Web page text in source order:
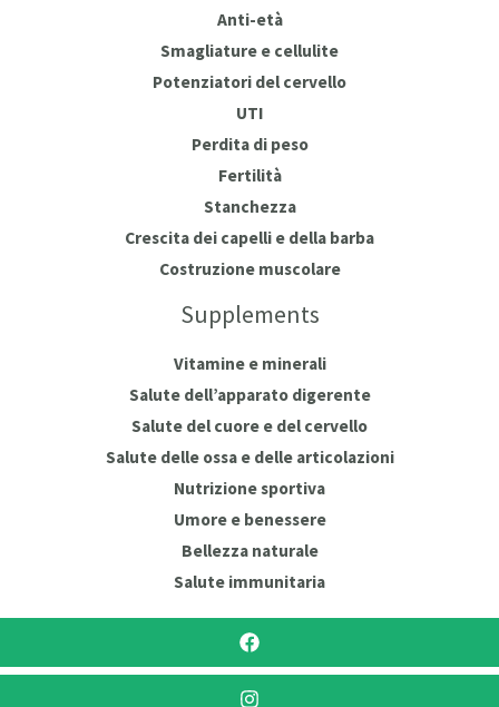
Anti-età
Smagliature e cellulite
Potenziatori del cervello
UTI
Perdita di peso
Fertilità
Stanchezza
Crescita dei capelli e della barba
Costruzione muscolare
Supplements
Vitamine e minerali
Salute dell’apparato digerente
Salute del cuore e del cervello
Salute delle ossa e delle articolazioni
Nutrizione sportiva
Umore e benessere
Bellezza naturale
Salute immunitaria